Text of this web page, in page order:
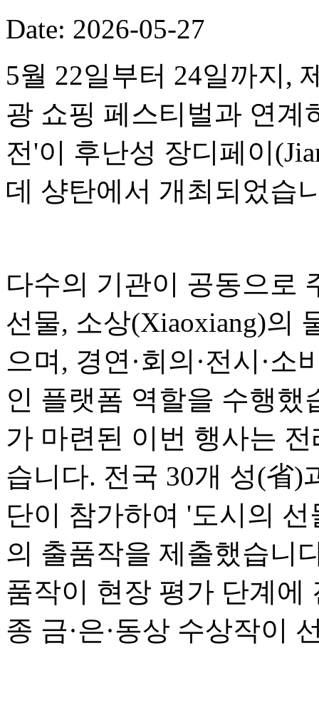
Date: 2026-05-27
5월 22일부터 24일까지,
광 쇼핑 페스티벌과 연계
전'이 후난성 장디페이
데 샹탄에서 개최되었습
다수의 기관이 공동으로
선물, 소상(Xiaoxiang)의
으며, 경연·회의·전시·
인 플랫폼 역할을 수행
가 마련된 이번 행사는
습니다. 전국 30개 성(省)
단이 참가하여 '도시의
의 출품작을 제출했습니
품작이 현장 평가 단계에
종 금·은·동상 수상작이